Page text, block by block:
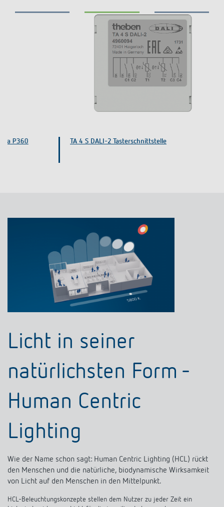
TA 4 S DALI-2 Tasterschnittstelle
Licht in seiner
natürlichsten Form -
Human Centric
Lighting
Wie der Name schon sagt: Human Centric Lighting (HCL) rückt
den Menschen und die natürliche, biodynamische Wirksamkeit
von Licht auf den Menschen in den Mittelpunkt.
HCL-Beleuchtungskonzepte stellen dem Nutzer zu jeder Zeit ein